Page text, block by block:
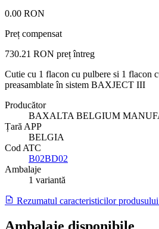
0.00 RON
Preț compensat
730.21 RON preț întreg
Cutie cu 1 flacon cu pulbere si 1 flacon
preasamblate în sistem BAXJECT III
Producător
BAXALTA BELGIUM
Țară APP
BELGIA
Cod ATC
B02BD02
Ambalaje
1 variantă
Rezumatul caracteristicilor
Ambalaje disponibile